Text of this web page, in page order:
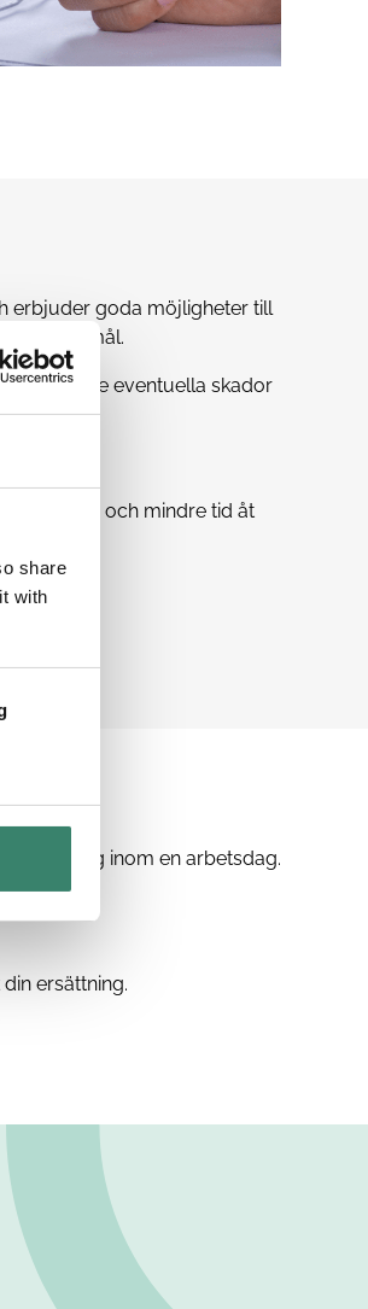
share
with
erbjuder goda möjligheter till
önskemål.
för de eventuella skador
och mindre tid åt
dig inom en arbetsdag.
dig.
ersättning.